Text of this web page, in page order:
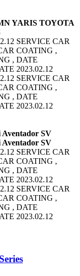
YARIS TOYOTA
SERVICE CAR
COATING ,
, DATE
2023.02.12
SERVICE CAR
COATING ,
, DATE
2023.02.12
SV
SV
SERVICE CAR
COATING ,
, DATE
2023.02.12
SERVICE CAR
COATING ,
, DATE
2023.02.12